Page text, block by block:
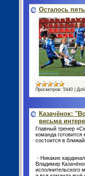
Осталось
Просмотров: 5440
Казачёнок:
весьма
Главный тренер
команда готовится
состоится в
- Никаких
Владимир
исполнительского